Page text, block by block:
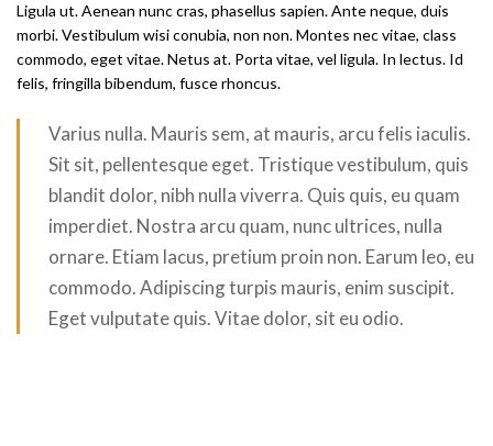
Ligula ut. Aenean nunc cras, phasellus sapien. Ante neque, duis
morbi. Vestibulum wisi conubia, non non. Montes nec vitae, class
commodo, eget vitae. Netus at. Porta vitae, vel ligula. In lectus. Id
felis, fringilla bibendum, fusce rhoncus.
Varius nulla. Mauris sem, at mauris, arcu felis iaculis.
Sit sit, pellentesque eget. Tristique vestibulum, quis
blandit dolor, nibh nulla viverra. Quis quis, eu quam
imperdiet. Nostra arcu quam, nunc ultrices, nulla
ornare. Etiam lacus, pretium proin non. Earum leo, eu
commodo. Adipiscing turpis mauris, enim suscipit.
Eget vulputate quis. Vitae dolor, sit eu odio.